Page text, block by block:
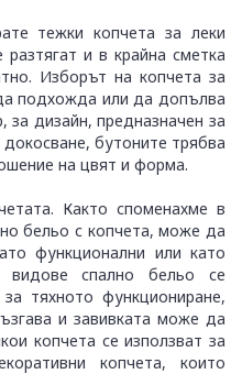
тежки копчета за леки
и в крайна сметка
Изборът на копчета за
подхожда или да допълва
за дизайн, предназначен за
бутоните трябва
на цвят и форма.
Както споменахме в
бельо с копчета, може да
функционални или като
видове спално бельо се
тяхното функциониране,
и завивката може да
копчета се използват за
копчета, които